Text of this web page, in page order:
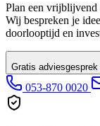
Plan een vrijblijvend
Wij bespreken je
doorlooptijd en
Gratis adviesgesprek
053-870 0020